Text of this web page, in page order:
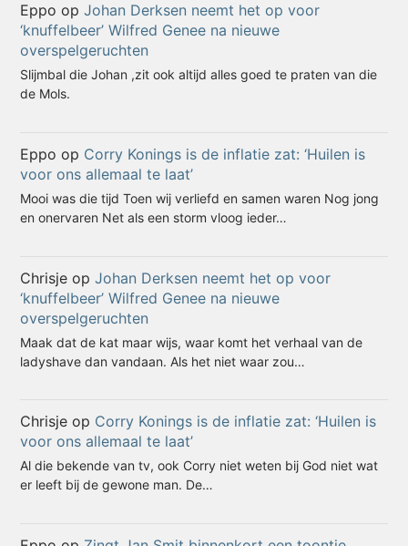
Eppo opJohan Derksen neemt het op voor
‘knuffelbeer’ Wilfred Genee na nieuwe
overspelgeruchten
Slijmbal die Johan ,zit ook altijd alles goed te praten van die
de Mols.
Eppo op Corry Konings is de inflatie zat: ‘Huilen is
voor ons allemaal te laat’
Mooi was die tijd Toen wij verliefd en samen waren Nog jong
en onervaren Net als een storm vloog ieder…
Chrisje opJohan Derksen neemt het op voor
‘knuffelbeer’ Wilfred Genee na nieuwe
overspelgeruchten
Maak dat de kat maar wijs, waar komt het verhaal van de
ladyshave dan vandaan. Als het niet waar zou…
Chrisje op Corry Konings is de inflatie zat: ‘Huilen is
voor ons allemaal te laat’
Al die bekende van tv, ook Corry niet weten bij God niet wat
er leeft bij de gewone man. De…